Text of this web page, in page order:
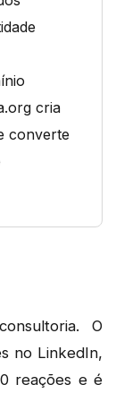
cria
converte
O
no LinkedIn,
reações e é